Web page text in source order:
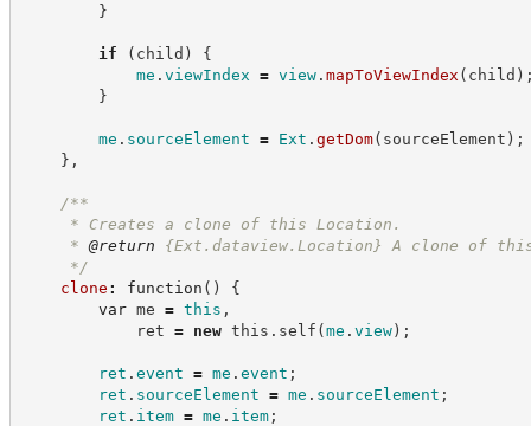
}
if ( child )
{
me . viewIndex = view. mapToViewIndex ( child )
}
me . sourceElement = Ext . getDom( sourceElement ) ;
} ,
/**
* Creates a clone of this Location.
* @return {Ext.dataview.Location}
A clone of
*/
clone : function ( )
{
var me = this ,
ret = new this . self (me . view) ;
ret . event = me . event ;
ret . sourceElement = me . sourceElement ;
ret . item = me . item;